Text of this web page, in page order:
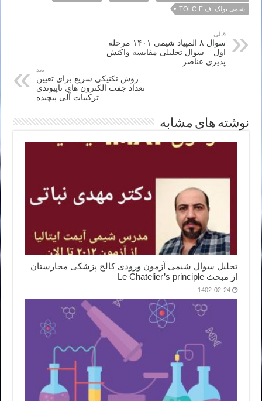
شیمی تولک اف TOLC-F
قبلی
سوال ۸ المپیاد شیمی ۱۴۰۱ مرحله
اول – سوال تحلیلی مقایسه واکنش
پذیری عناصر
بعد
روش تکنیکی سریع برای تعیین
تعداد جفت الکترون های ناپیوندی
ترکیبات آلی پیچیده
نوشته های مشابه
تحلیل سوال شیمی آزمون ورودی کالج پزشکی مجارستان
از مبحث Le Chatelier’s principle
1402-02-24